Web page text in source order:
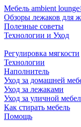
Мебель ambient
Обзоры лежаков для
Полезные советы
Технологии и Уход
Регулировка мягкости
Технологии
Наполнитель
Уход за домашней
Уход за лежаками
Уход за уличной
Как стирать мебель
Помощь